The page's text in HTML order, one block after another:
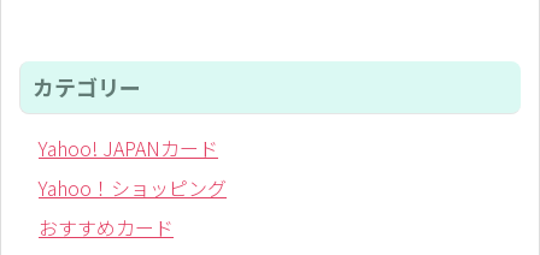
カテゴリー
Yahoo! JAPANカード
Yahoo！ショッピング
おすすめカード